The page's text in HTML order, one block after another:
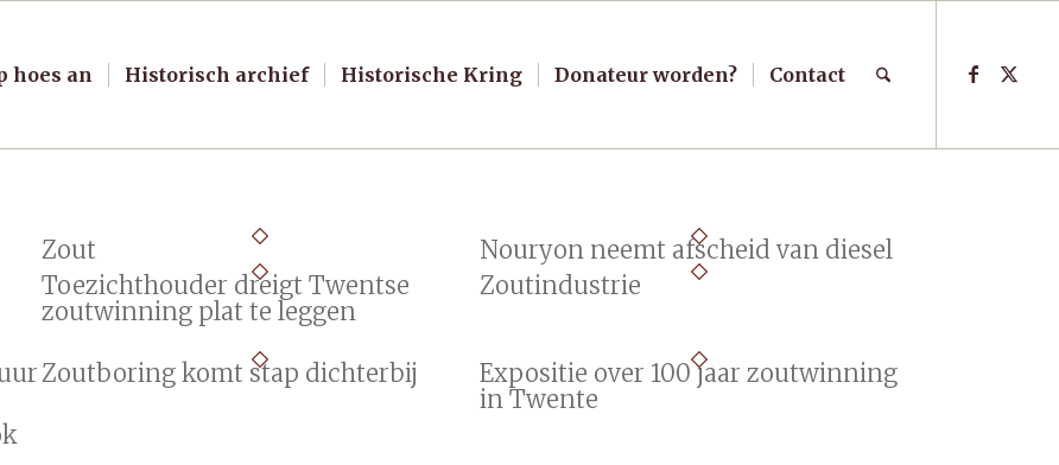
hoes an Historisch archief Historische Kring Donateur worden? Contact
Zout
Nouryon neemt afscheid van diesel
Toezichthouder dreigt Twentse
zoutwinning plat te leggen
Zoutindustrie
Zoutboring komt stap dichterbij
Expositie over 100 jaar zoutwinning
in Twente